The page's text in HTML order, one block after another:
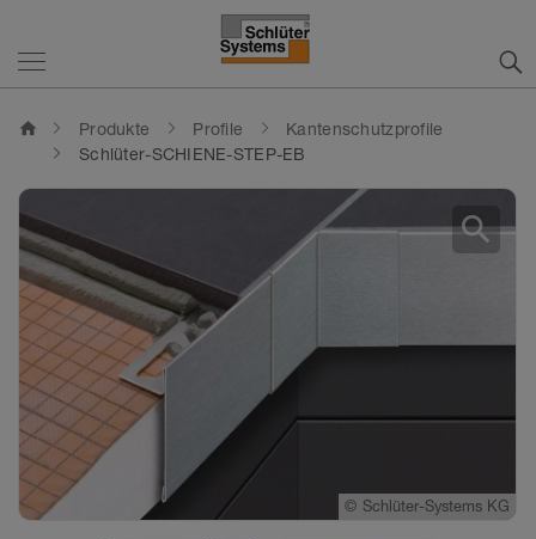
home Produkte Profile
Kantenschutzprofile
Schlüter-SCHIENE-STEP-EB
© Schlüter-Systems KG
search